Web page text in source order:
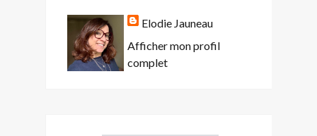
Elodie Jauneau
Afficher mon profil
complet